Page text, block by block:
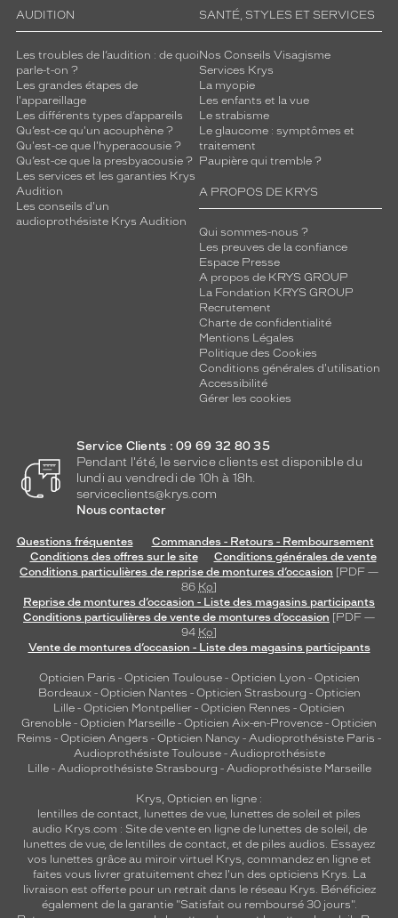
AUDITION
Les troubles de l’audition : de quoi
parle-t-on ?
Les grandes étapes de
l'appareillage
Les différents types d’appareils
Qu’est-ce qu'un acouphène ?
Qu'est-ce que l'hyperacousie ?
Qu’est-ce que la presbyacousie ?
Les services et les garanties Krys
Audition
Les conseils d'un
audioprothésiste Krys Audition
SANTÉ, STYLES ET SERVICES
Nos Conseils Visagisme
Services Krys
La myopie
Les enfants et la vue
Le strabisme
Le glaucome : symptômes et
traitement
Paupière qui tremble ?
A PROPOS DE KRYS
Qui sommes-nous ?
Les preuves de la confiance
Espace Presse
A propos de KRYS GROUP
La Fondation KRYS GROUP
Recrutement
Charte de confidentialité
Mentions Légales
Politique des Cookies
Conditions générales d'utilisation
Accessibilité
Gérer les cookies
Service Clients : 09 69 32 80 35
Pendant l'été, le service clients est disponible du
lundi au vendredi de 10h à 18h.
serviceclients@krys.com
Nous contacter
Questions fréquentes
Commandes - Retours - Remboursement
Conditions des offres sur le site
Conditions générales de vente
Conditions particulières de reprise de montures d’occasion [PDF —
86 Ko]
Reprise de montures d’occasion - Liste des magasins participants
Conditions particulières de vente de montures d’occasion [PDF —
94 Ko]
Vente de montures d’occasion - Liste des magasins participants
Opticien Paris - Opticien Toulouse- Opticien Lyon - Opticien
Bordeaux- Opticien Nantes - Opticien Strasbourg - Opticien
Lille - Opticien Montpellier - Opticien Rennes - Opticien
Grenoble - Opticien Marseille - Opticien Aix-en-Provence - Opticien
Reims - Opticien Angers - Opticien Nancy - Audioprothésiste Paris -
Audioprothésiste Toulouse- Audioprothésiste
Lille- Audioprothésiste Strasbourg - Audioprothésiste Marseille
Krys, Opticien en ligne :
lentilles de contact, lunettes de vue, lunettes de soleil et piles
audio Krys.com : Site de vente en ligne de lunettes de soleil, de
lunettes de vue, de lentilles de contact, et de piles audios. Essayez
vos lunettes grâce au miroir virtuel Krys, commandez en ligne et
faites vous livrer gratuitement chez l'un des opticiens Krys. La
livraison est offerte pour un retrait dans le réseau Krys. Bénéficiez
également de la garantie "Satisfait ou remboursé 30 jours".